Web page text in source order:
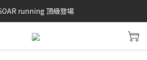
26'春夏兩件85折
running 頂級登場
好友 再領100購物金 點我加入